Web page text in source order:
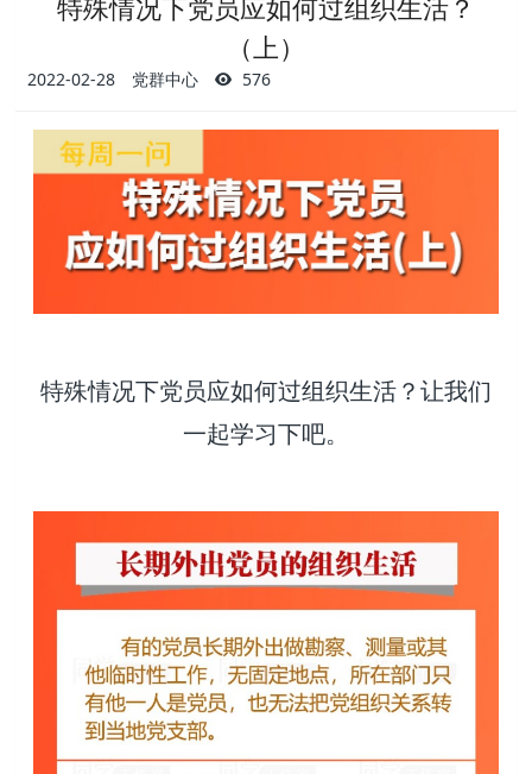
特殊情况下党员应如何过组织生活？
（上）
2022-02-28 党群中心 576
特殊情况下党员应如何过组织生活？让我们
一起学习下吧。